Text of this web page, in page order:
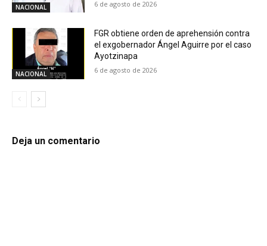
NACIONAL 6 de agosto de 2026
NACIONAL
FGR obtiene orden de aprehensión contra
el exgobernador Ángel Aguirre por el caso
Ayotzinapa
6 de agosto de 2026
Deja un comentario